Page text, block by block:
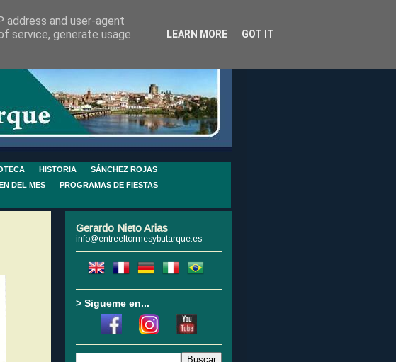
HISTORIA
SÁNCHEZ ROJAS
DEL MES
PROGRAMAS DE FIESTAS
Gerardo Nieto Arias
info@entreeltormesybutarque.es
> Sigueme en...
address and user-agent
service, generate usage
LEARN MORE GOT IT